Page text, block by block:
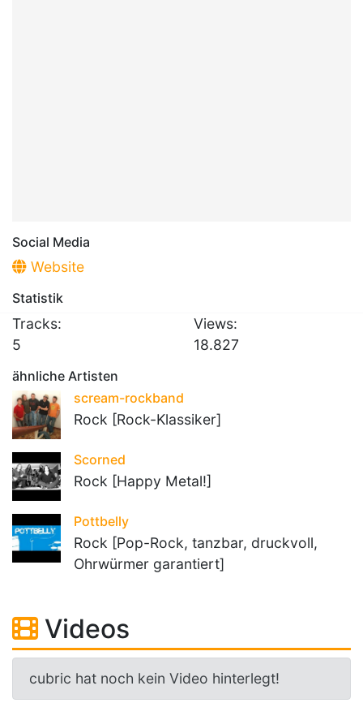
Social Media
Website
Statistik
Tracks:
5
Views:
18.827
ähnliche Artisten
scream-rockband
Rock [Rock-Klassiker]
Scorned
Rock [Happy Metal!]
Pottbelly
Rock [Pop-Rock, tanzbar, druckvoll,
Ohrwürmer garantiert]
Videos
cubric hat noch kein Video hinterlegt!